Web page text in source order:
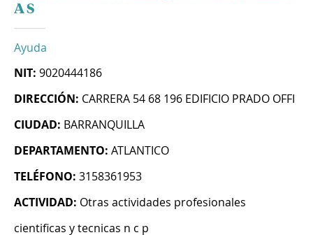
A S
Ayuda
NIT: 9020444186
DIRECCIÓN: CARRERA 54 68 196 EDIFICIO PRADO OFFI
CIUDAD: BARRANQUILLA
DEPARTAMENTO: ATLANTICO
TELÉFONO: 3158361953
ACTIVIDAD: Otras actividades profesionales
cientificas y tecnicas n c p